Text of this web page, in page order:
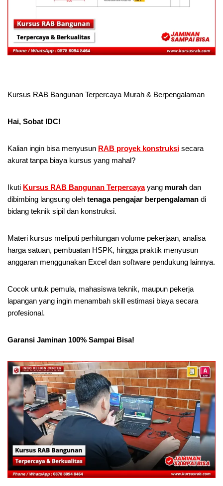
Kursus RAB Bangunan Terpercaya Murah & Berpengalaman
Hai, Sobat IDC!
Kalian ingin bisa menyusun RAB proyek konstruksi secara
akurat tanpa biaya kursus yang mahal?
Ikuti Kursus RAB Bangunan Terpercayayang murah dan
dibimbing langsung oleh tenaga pengajar berpengalaman di
bidang teknik sipil dan konstruksi.
Materi kursus meliputi perhitungan volume pekerjaan, analisa
harga satuan, pembuatan HSPK, hingga praktik menyusun
anggaran menggunakan Excel dan software pendukung lainnya.
Cocok untuk pemula, mahasiswa teknik, maupun pekerja
lapangan yang ingin menambah skill estimasi biaya secara
profesional.
Garansi Jaminan 100% Sampai Bisa!